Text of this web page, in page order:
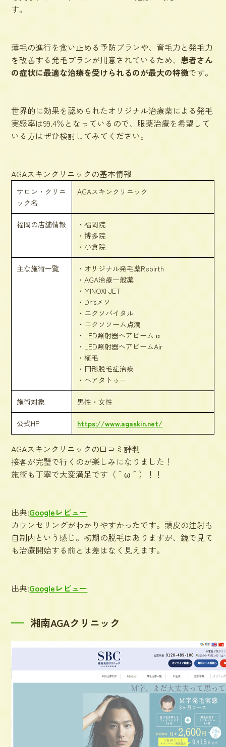
す。
薄毛の進行を食い止める予防プランや、育毛力と発毛力
を改善する発毛プランが用意されているため、 患者さん
の症状に最適な治療を受けられるのが最大の特徴です。
世界的に効果を認められたオリジナル治療薬による発毛
実感率は99.4％となっているので、服薬治療を希望して
いる方はぜひ検討してみてください。
AGAスキンクリニックの基本情報
サロン・クリニ
ック名
AGAスキンクリニック
福岡の店舗情報
・福岡院
・博多院
・小倉院
主な施術一覧
・オリジナル発毛薬Rebirth
・AGA治療一般薬
・MINOXI JET
・Dr’sメソ
・エクソバイタル
・エクソソーム点滴
・LED照射器ヘアビーム α
・LED照射器ヘアビームAir
・植毛
・円形脱毛症治療
・ヘアタトゥー
施術対象 男性・女性
公式HP https://www.agaskin.net/
AGAスキンクリニックの口コミ評判
接客が完璧で行くのが楽しみになりました！
施術も丁寧で大変満足です（＾ω＾）！！
出典:Googleレビュー
カウンセリングがわかりやすかったです。頭皮の注射も
自制内という感じ。初期の脱毛はありますが、鏡で見て
も治療開始する前とは差はなく見えます。
出典:Googleレビュー
湘南AGAクリニック